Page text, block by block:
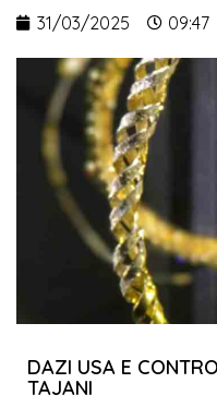
31/03/2025 09:47
DAZI USA E
TAJANI